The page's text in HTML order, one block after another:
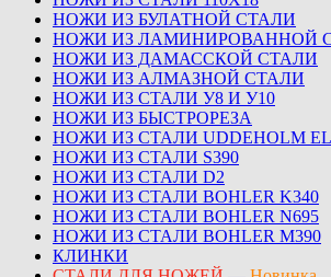
НОЖИ ИЗ БУЛАТНОЙ СТАЛИ
НОЖИ ИЗ ЛАМИНИРОВАННОЙ
НОЖИ ИЗ ДАМАССКОЙ СТАЛИ
НОЖИ ИЗ АЛМАЗНОЙ СТАЛИ
НОЖИ ИЗ СТАЛИ У8 И У10
НОЖИ ИЗ БЫСТРОРЕЗА
НОЖИ ИЗ СТАЛИ UDDEHOLM
НОЖИ ИЗ СТАЛИ S390
НОЖИ ИЗ СТАЛИ D2
НОЖИ ИЗ СТАЛИ BOHLER K340
НОЖИ ИЗ СТАЛИ BOHLER N695
НОЖИ ИЗ СТАЛИ BOHLER M390
КЛИНКИ